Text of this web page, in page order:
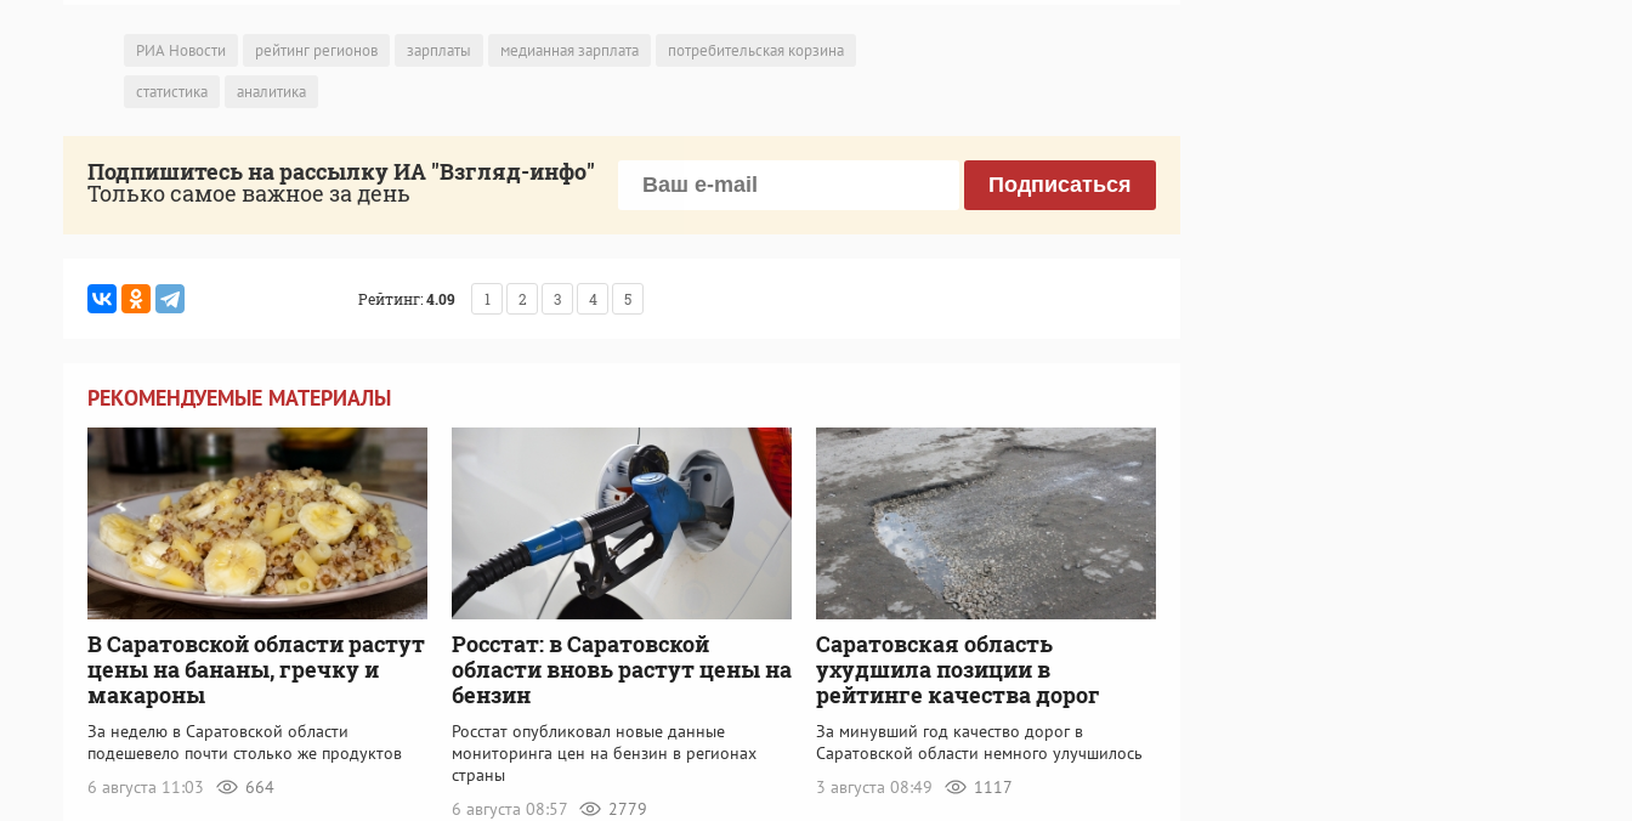
РИА Новости рейтинг регионов зарплаты медианная зарплата
потребительская корзина
статистика
аналитика
Подпишитесь на рассылку ИА "Взгляд-инфо"
Только самое важное за день Подписаться
Рейтинг:4.09 1 2 3 4 5
РЕКОМЕНДУЕМЫЕ МАТЕРИАЛЫ
В Саратовской области растут
цены на бананы, гречку и
макароны
За неделю в Саратовской области
подешевело почти столько же продуктов
6 августа 11:03
664
Росстат: в Саратовской
области вновь растут цены на
бензин
Росстат опубликовал новые данные
мониторинга цен на бензин в регионах
страны
6 августа 08:57
2779
Саратовская область
ухудшила позиции в
рейтинге качества дорог
За минувший год качество дорог в
Саратовской области немного улучшилось
3 августа 08:49
1117